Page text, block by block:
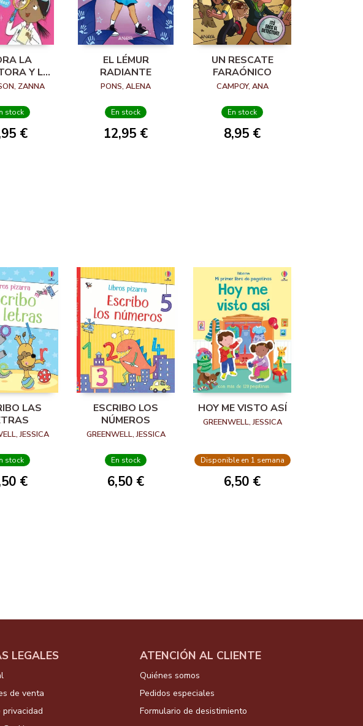
LA
Y LA
ZANNA
stock
€
EL LÉMUR
RADIANTE
PONS, ALENA
En stock
12,95 €
UN RESCATE
FARAÓNICO
CAMPOY, ANA
En stock
8,95 €
LAS
JESSICA
stock
€
ESCRIBO LOS
NÚMEROS
GREENWELL, JESSICA
En stock
6,50 €
HOY ME VISTO ASÍ
GREENWELL, JESSICA
Disponible en 1 semana
6,50 €
LEGALES
de venta
ATENCIÓN AL CLIENTE
Quiénes somos
Pedidos especiales
Formulario de desistimiento